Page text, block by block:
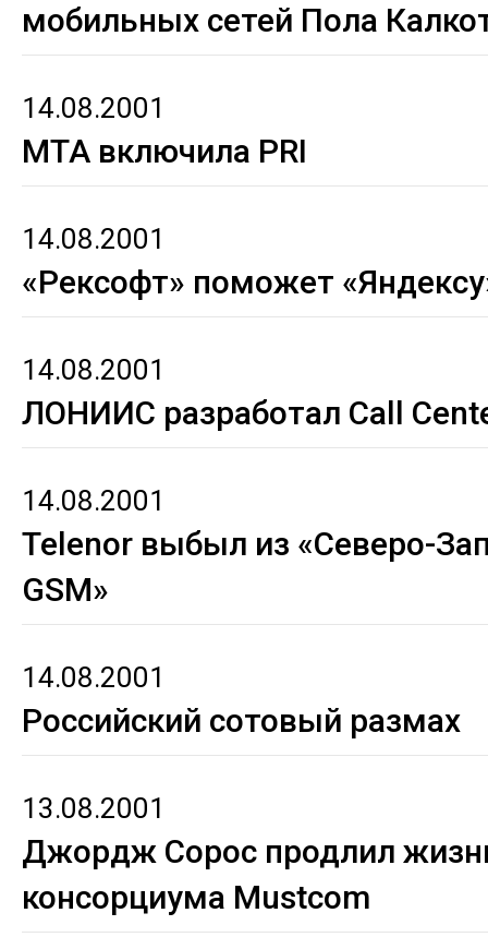
мобильных сетей Пола
14.08.2001
МТА включила PRI
14.08.2001
«Рексофт» поможет
14.08.2001
ЛОНИИС разработал Call
14.08.2001
Telenor выбыл из «Северо-
GSM»
14.08.2001
Российский сотовый размах
13.08.2001
Джордж Сорос продлил
консорциума Mustcom